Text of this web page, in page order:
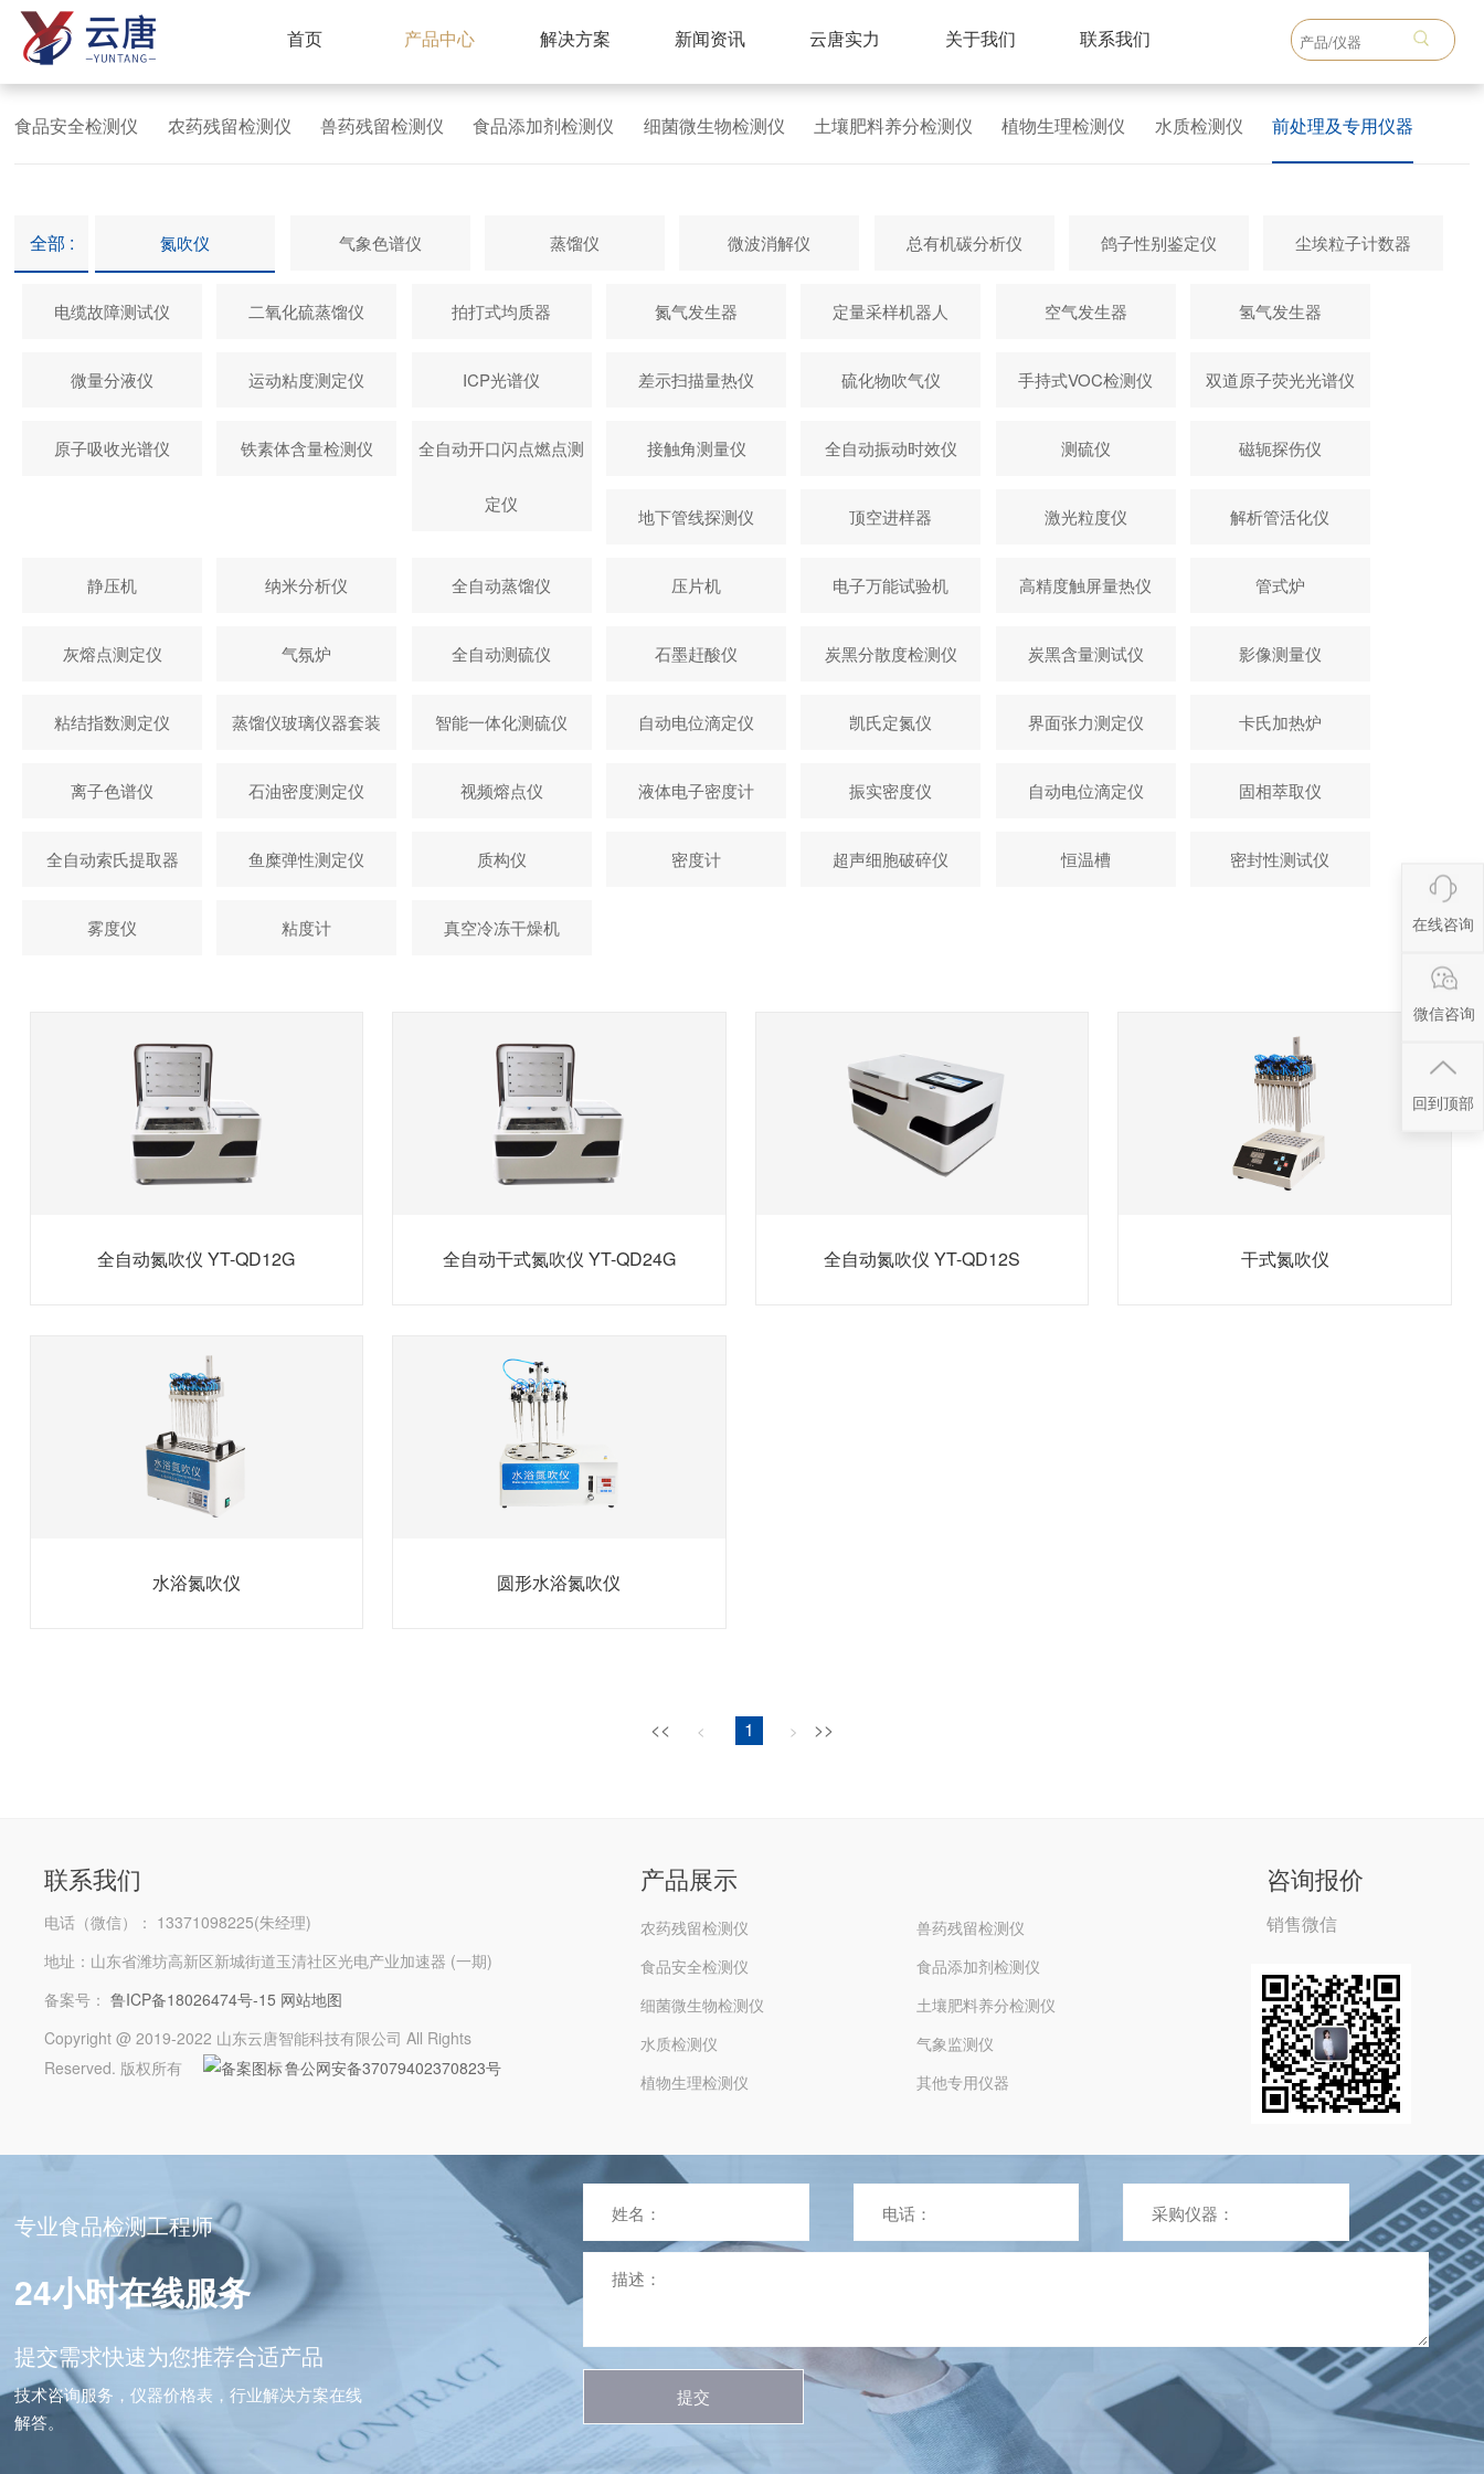
首页 产品中心 解决方案 新闻资讯 云唐实力 关于我们 联系我们
食品安全检测仪 农药残留检测仪 兽药残留检测仪 食品添加剂检测仪 细菌微生物检测仪 土壤肥料养分检测仪 植物生理检测仪 水质检测仪 前处理及专用仪器
全部 : 氮吹仪 气象色谱仪 蒸馏仪 微波消解仪 总有机碳分析仪 鸽子性别鉴定仪 尘埃粒子计数器
电缆故障测试仪 二氧化硫蒸馏仪 拍打式均质器 氮气发生器 定量采样机器人 空气发生器 氢气发生器
微量分液仪 运动粘度测定仪 ICP光谱仪 差示扫描量热仪 硫化物吹气仪 手持式VOC检测仪 双道原子荧光光谱仪
原子吸收光谱仪 铁素体含量检测仪 全自动开口闪点燃点测
定仪
接触角测量仪 全自动振动时效仪 测硫仪 磁轭探伤仪
地下管线探测仪 顶空进样器 激光粒度仪 解析管活化仪
静压机 纳米分析仪 全自动蒸馏仪 压片机 电子万能试验机 高精度触屏量热仪 管式炉
灰熔点测定仪 气氛炉 全自动测硫仪 石墨赶酸仪 炭黑分散度检测仪 炭黑含量测试仪 影像测量仪
粘结指数测定仪 蒸馏仪玻璃仪器套装 智能一体化测硫仪 自动电位滴定仪 凯氏定氮仪 界面张力测定仪 卡氏加热炉
离子色谱仪 石油密度测定仪 视频熔点仪 液体电子密度计 振实密度仪 自动电位滴定仪 固相萃取仪
全自动索氏提取器 鱼糜弹性测定仪 质构仪 密度计 超声细胞破碎仪 恒温槽 密封性测试仪
雾度仪 粘度计 真空冷冻干燥机
全自动氮吹仪 YT-QD12G 全自动干式氮吹仪 YT-QD24G 全自动氮吹仪 YT-QD12S 干式氮吹仪
水浴氮吹仪 圆形水浴氮吹仪
<< < 1 > >>
联系我们
电话（微信）： 13371098225(朱经理)
地址：山东省潍坊高新区新城街道玉清社区光电产业加速器 (一期)
备案号： 鲁ICP备18026474号-15 网站地图
Copyright @ 2019-2022 山东云唐智能科技有限公司 All Rights
Reserved. 版权所有
鲁公网安备37079402370823号
产品展示
农药残留检测仪
兽药残留检测仪
食品安全检测仪
食品添加剂检测仪
细菌微生物检测仪
土壤肥料养分检测仪
水质检测仪
气象监测仪
植物生理检测仪
其他专用仪器
咨询报价
销售微信
专业食品检测工程师
24小时在线服务
提交需求快速为您推荐合适产品
技术咨询服务，仪器价格表，行业解决方案在线
解答。
提交
在线咨询
微信咨询
回到顶部